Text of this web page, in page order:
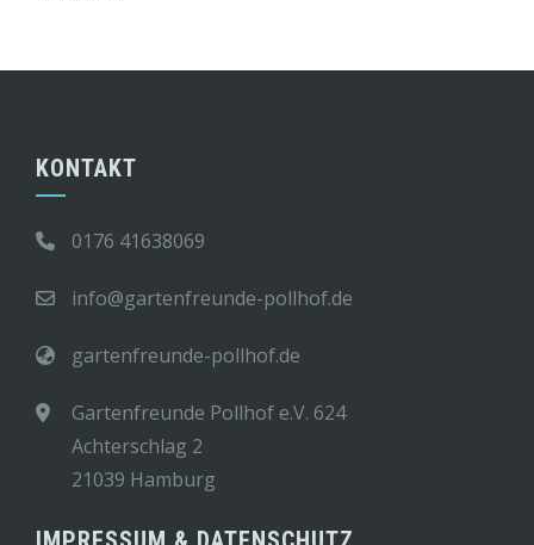
KONTAKT
0176 41638069
info@gartenfreunde-pollhof.de
gartenfreunde-pollhof.de
Gartenfreunde Pollhof e.V. 624
Achterschlag 2
21039 Hamburg